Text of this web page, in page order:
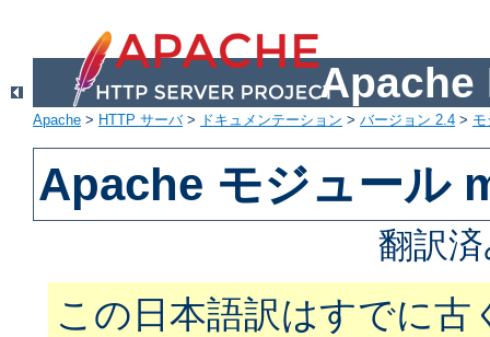
Apache
Apache > HTTP サーバ> ドキュメンテーション > バージョン 2.4 >
Apache モジュール
翻訳
この日本語訳はすでに古